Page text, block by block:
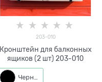
203-010
Кронштейн для балконных
ящиков (2 шт) 203-010
Черный